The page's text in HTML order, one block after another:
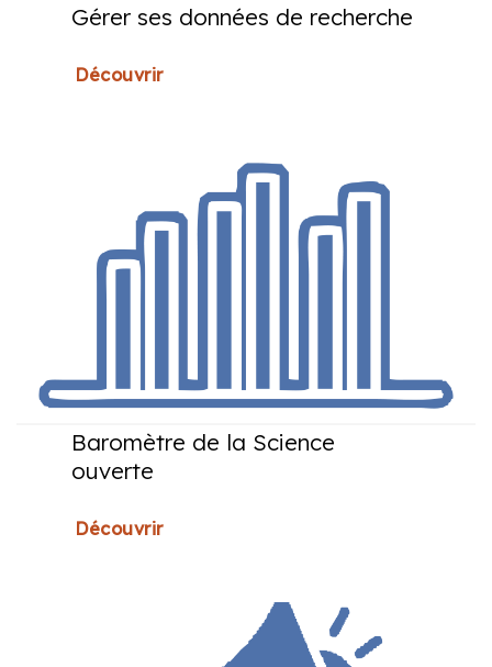
Gérer ses données de recherche
Découvrir
Baromètre de la Science
ouverte
Découvrir